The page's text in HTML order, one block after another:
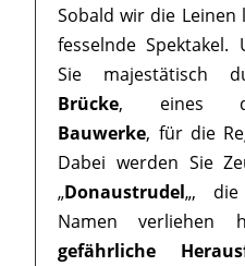
Sobald wir die
fesselnde Spektakel.
Sie majestätisch
Brücke, eines
Bauwerke, für die
Dabei werden Sie
„Donaustrudel„,
Namen verliehen
gefährliche